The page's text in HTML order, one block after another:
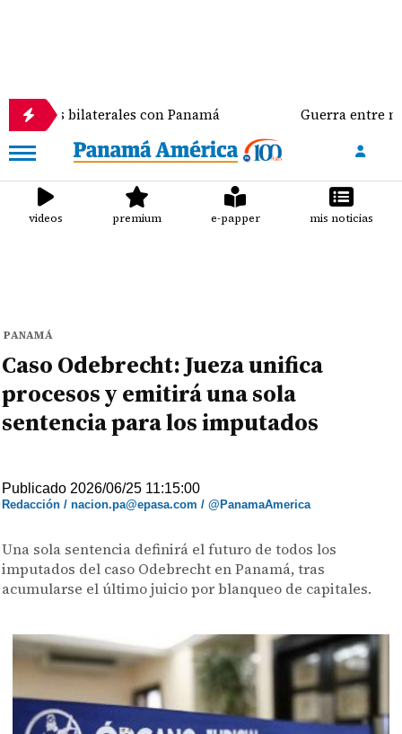
con Panamá Guerra entre negros y
videos premium e-papper mis noticias
PANAMÁ
Caso Odebrecht: Jueza unifica
procesos y emitirá una sola
sentencia para los imputados
Publicado 2026/06/25 11:15:00
Redacción / nacion.pa@epasa.com / @PanamaAmerica
Una sola sentencia definirá el futuro de todos los
imputados del caso Odebrecht en Panamá, tras
acumularse el último juicio por blanqueo de capitales.